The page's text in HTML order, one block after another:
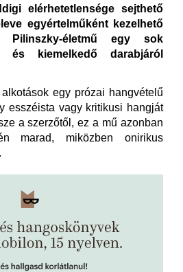
elérhetetlensége sejthető
egyértelműként kezelhető
életmű egy sok
és kiemelkedő darabjáról
egy prózai hangvételű
esszéista vagy kritikusi hangját
a szerzőtől, ez a mű azonban
marad, miközben onirikus